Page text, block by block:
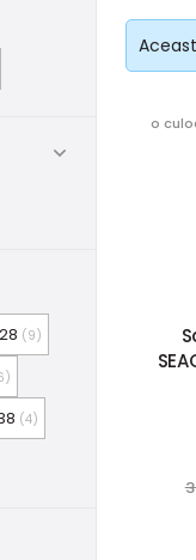
(9)
(4)
o